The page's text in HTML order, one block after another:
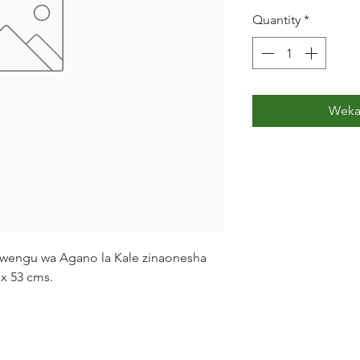
wa Agano la Kale zinaonesha
53 cms.
Quantity *